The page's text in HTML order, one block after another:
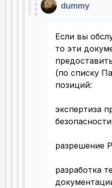
dummy
Если вы
то эти
(по списку
позиций:
экспертиза
безопасности
разрешение
разработка